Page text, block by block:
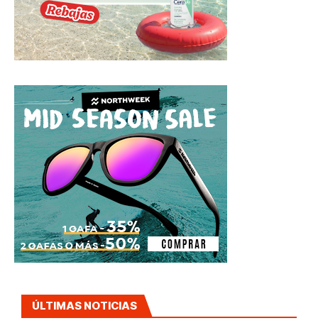
ÚLTIMAS NOTICIAS